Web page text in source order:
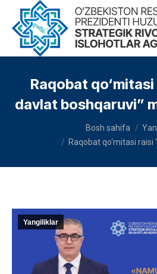
Raqobat
davlat boshqaruvi”
Bosh sahifa
Raqobat qo‘mitasi raisi
Yangiliklar